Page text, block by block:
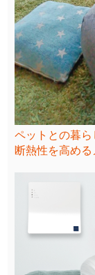
ペットとの暮
断熱性を高め